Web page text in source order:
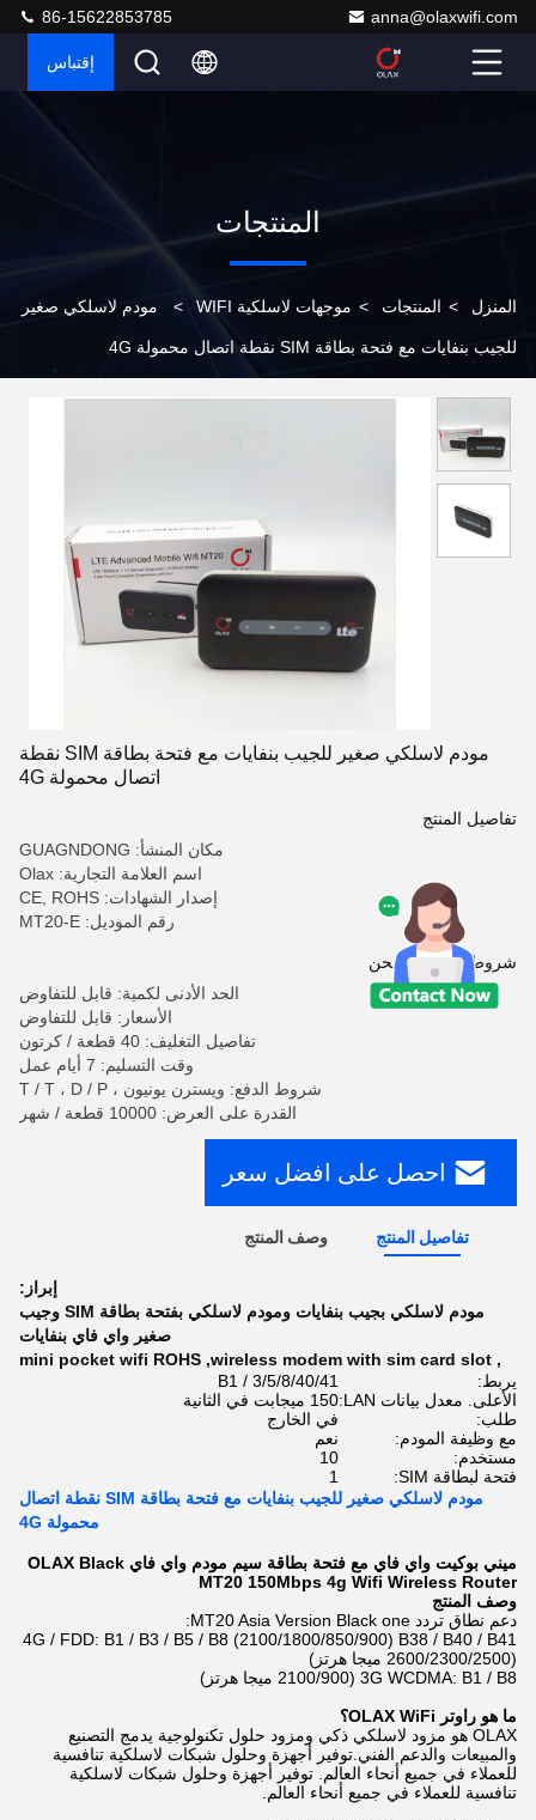
anna@olaxwifi.com
86-15622853785
إقتباس
المنتجات
المنزل > المنتجات > موجهات لاسلكية WIFI > مودم لاسلكي صغير
للجيب بنفايات مع فتحة بطاقة SIM نقطة اتصال محمولة 4G
مودم لاسلكي صغير للجيب بنفايات مع فتحة بطاقة SIM نقطة
اتصال محمولة 4G
تفاصيل المنتج
مكان المنشأ: GUAGNDONG
اسم العلامة التجارية: Olax
إصدار الشهادات: CE, ROHS
رقم الموديل: MT20-E
شروط الدفع والشحن
الحد الأدنى لكمية: قابل للتفاوض
الأسعار: قابل للتفاوض
تفاصيل التغليف: 40 قطعة / كرتون
وقت التسليم: 7 أيام عمل
شروط الدفع: ويسترن يونيون ، T / T ، D / P
القدرة على العرض: 10000 قطعة / شهر
احصل على افضل سعر
تفاصيل المنتج وصف المنتج
إبراز:
مودم لاسلكي بجيب بنفايات ومودم لاسلكي بفتحة بطاقة SIM وجيب
صغير واي فاي بنفايات
,
wireless modem with sim card slot
,
mini pocket wifi ROHS
يربط:
B1 / 3/5/8/40/41
الأعلى. معدل بيانات LAN:
150 ميجابت في الثانية
طلب:
في الخارج
مع وظيفة المودم:
نعم
مستخدم:
10
فتحة لبطاقة SIM:
1
مودم لاسلكي صغير للجيب بنفايات مع فتحة بطاقة SIM نقطة اتصال
محمولة 4G
ميني بوكيت واي فاي مع فتحة بطاقة سيم مودم واي فاي OLAX Black
MT20 150Mbps 4g Wifi Wireless Router
وصف المنتج
دعم نطاق تردد MT20 Asia Version Black one:
4G / FDD: B1 / B3 / B5 / B8 (2100/1800/850/900) B38 / B40 / B41
(2600/2300/2500 ميجا هرتز)
3G WCDMA: B1 / B8 (2100/900 ميجا هرتز)
ما هو راوتر OLAX WiFi؟
OLAX هو مزود لاسلكي ذكي ومزود حلول تكنولوجية يدمج التصنيع
والمبيعات والدعم الفني.توفير أجهزة وحلول شبكات لاسلكية تنافسية
للعملاء في جميع أنحاء العالم. توفير أجهزة وحلول شبكات لاسلكية
تنافسية للعملاء في جميع أنحاء العالم.